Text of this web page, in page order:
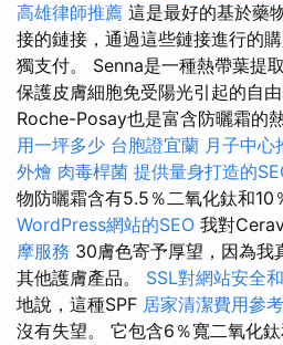
高雄律師推薦 這是最好的基於藥
接的鏈接，通過這些鏈接進行的
獨支付。 Senna是一種熱帶葉提
保護皮膚細胞免受陽光引起的自
Roche-Posay也是富含防曬霜的
用一坪多少 台胞證宜蘭 月子中心
外燴 肉毒桿菌 提供量身打造的
物防曬霜含有5.5％二氧化鈦和10
WordPress網站的SEO 我對
摩服務 30膚色寄予厚望，因為我
其他護膚產品。 SSL對網站安全
地說，這種SPF 居家清潔費用參
沒有失望。 它包含6％寬二氧化